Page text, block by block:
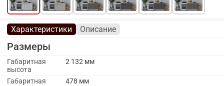
Характеристики Описание
Размеры
Габаритная
высота
2 132 мм
Габаритная
478 мм